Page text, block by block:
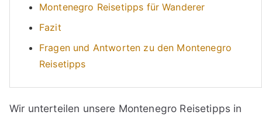
Montenegro Reisetipps für Wanderer
Fazit
Fragen und Antworten zu den Montenegro
Reisetipps
Wir unterteilen unsere Montenegro Reisetipps in